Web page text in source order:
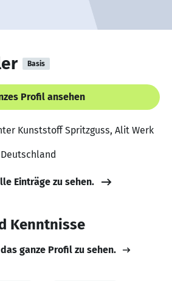
Basis
Profil ansehen
Kunststoff Spritzguss, Alit Werk
Einträge zu sehen.
Kenntnisse
ganze Profil zu sehen.